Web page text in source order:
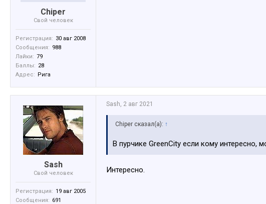
Chiper
Свой человек
Регистрация: 30 авг 2008
Сообщения: 988
Лайки: 79
Баллы: 28
Адрес: Ригa
Sash
Свой человек
Регистрация: 19 авг 2005
Сообщения: 691
Sash, 2 авг 2021
Chiper сказал(а): ↑
В пурчике GreenCity если кому интересно,
Интересно.